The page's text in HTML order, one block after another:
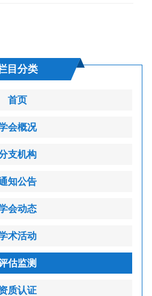
目分类
首页
会概况
支机构
知公告
会动态
术活动
估监测
质认证